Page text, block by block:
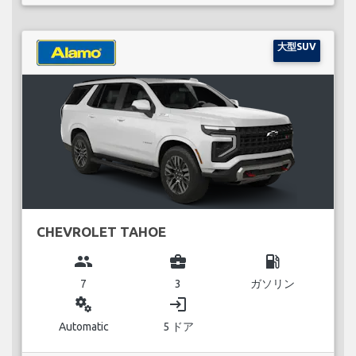
大型SUV
CHEVROLET TAHOE
group
7
business_center
3
local_gas_station
ガソリン
miscellaneous_services
Automatic
login
5 ドア